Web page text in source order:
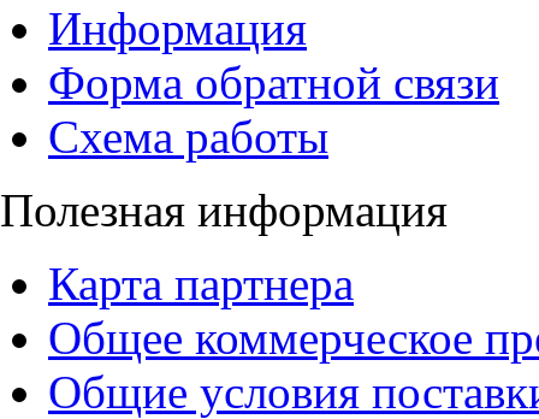
Информация
Форма обратной связи
Схема работы
Полезная информация
Карта партнера
Общее коммерческое
Общие условия